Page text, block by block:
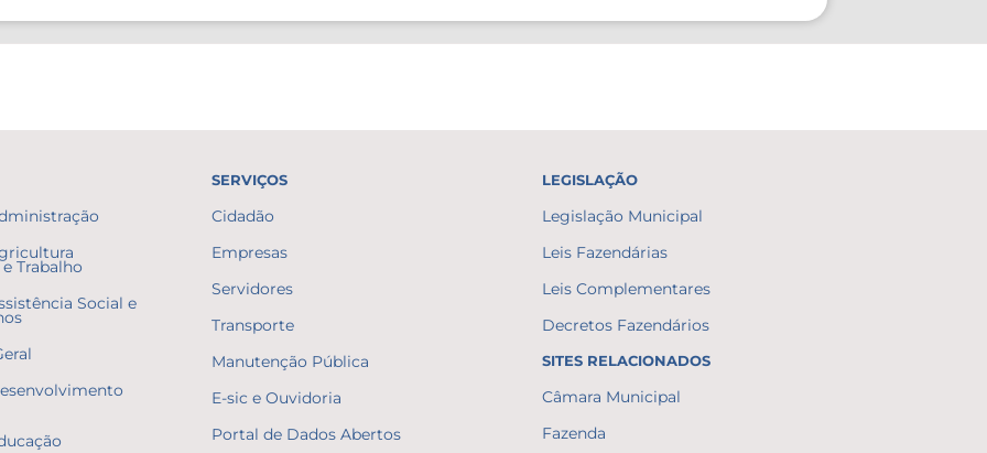
Trabalho
Social e
SERVIÇOS
Cidadão
Empresas
Servidores
Transporte
Manutenção Pública
E-sic e Ouvidoria
Portal de Dados Abertos
LEGISLAÇÃO
Legislação Municipal
Leis Fazendárias
Leis Complementares
Decretos Fazendários
SITES RELACIONADOS
Câmara Municipal
Fazenda